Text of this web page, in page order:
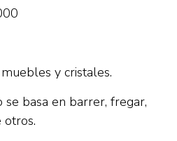
y cristales.
basa en barrer, fregar,